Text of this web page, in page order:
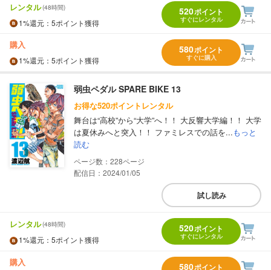
レンタル(48時間)
1%還元 ：5ポイント獲得
520ポイント
すぐにレンタル
購入
1%還元 ：5ポイント獲得
580ポイント
すぐに購入
弱虫ペダル SPARE BIKE 13
お得な520ポイントレンタル
舞台は“高校”から“大学”へ！！ 大反響大学編！！ 大学
は夏休みへと突入！！ ファミレスでの話を...もっと
読む
228
配信日：2024/01/05
試し読み
レンタル(48時間)
1%還元 ：5ポイント獲得
520ポイント
すぐにレンタル
購入 580ポイント